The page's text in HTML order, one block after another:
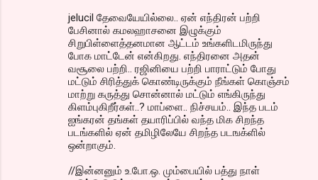
jelucil தேவையேயில்லை.. ஏன் எந்திரன் பற்றி
பேசினால் கமலஹாசனை இழுக்கும்
சிறுபிள்ளைத்தனமான ஆட்டம் உங்களிடமிருந்து
போக மாட்டேன் என்கிறது. எந்திரனை அதன்
வசூலை பற்றி.. ரஜினியை பற்றி பாராட்டும் போது
மட்டும் சிரித்துக் கொண்டிருக்கும் நீங்கள் கொஞ்சம்
மாற்று கருத்து சொன்னால் மட்டும் எங்கிருந்து
கிளம்புகிறீர்கள்..? மாப்ளை.. நிச்சயம்.. இந்த படம்
ஐங்கரன் தங்கள் தயாரிப்பில் வந்த மிக சிறந்த
படங்களில் ஏன் தமிழிலேயே சிறந்த படஙக்ளில்
ஒன்றாகும்.
//இன்னனும் உ.போ.ஒ. மும்பையில் பத்து நாள்